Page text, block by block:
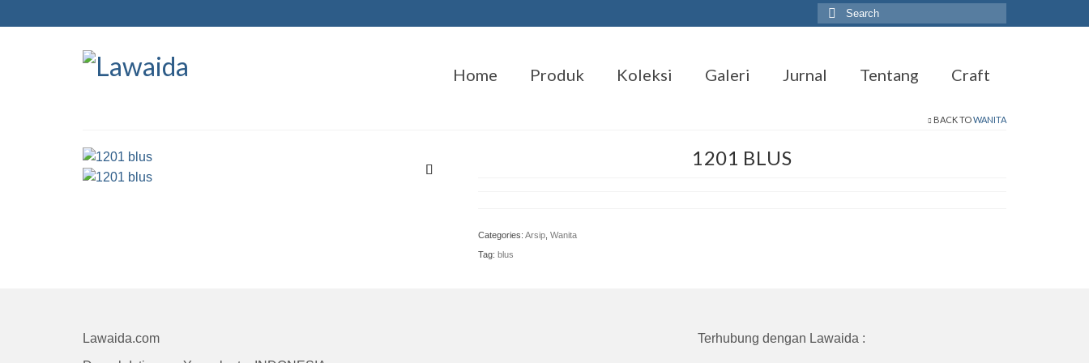
Search
for:
Home Produk Koleksi Galeri Jurnal Tentang Craft
BACK TOWANITA
1201 BLUS
Categories: Arsip, Wanita
Tag: blus
Lawaida.com
Terhubung dengan Lawaida :